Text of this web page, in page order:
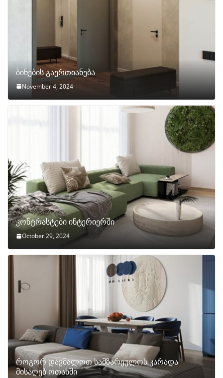
ბინების გაერთიანება
November 4, 2024
კონტრასტები ინტერიერში
October 29, 2024
როგორ დავმალოთ სამზარეულოს კარადა
მისაღებ ოთახში